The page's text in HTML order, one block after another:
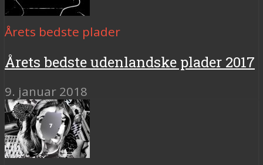
Årets bedste plader
Årets bedste udenlandske plader 2017
9. januar 2018